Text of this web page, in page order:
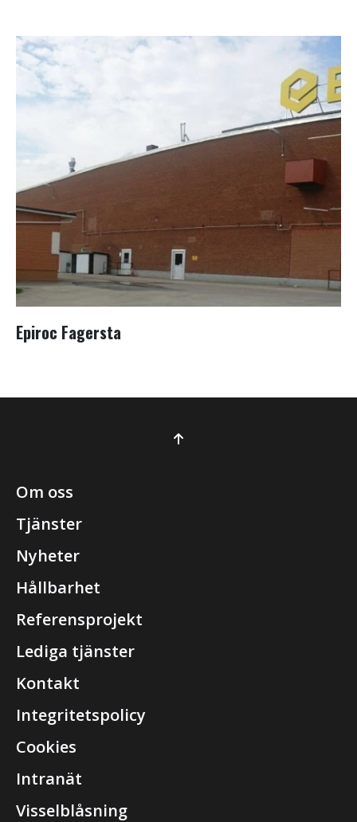
Epiroc Fagersta
Om oss
Tjänster
Nyheter
Hållbarhet
Referensprojekt
Lediga tjänster
Kontakt
Integritetspolicy
Cookies
Intranät
Visselblåsning